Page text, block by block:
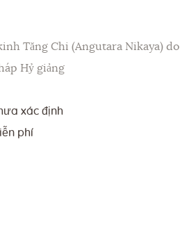
Tăng Chi (Angutara Nikaya) do
Hỷ giảng
xác định
phí